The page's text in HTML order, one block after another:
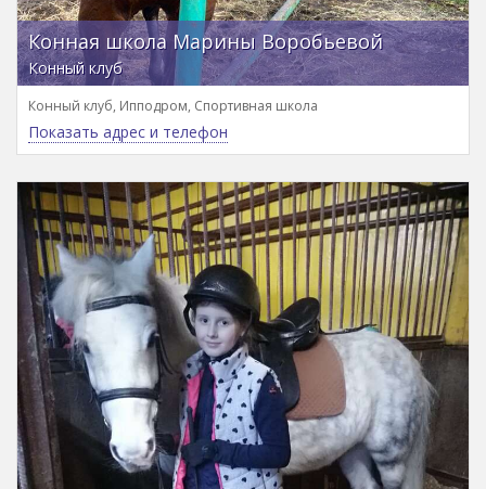
Конная школа Марины Воробьевой
Конный клуб
Конный клуб, Ипподром, Спортивная школа
Показать адрес и телефон